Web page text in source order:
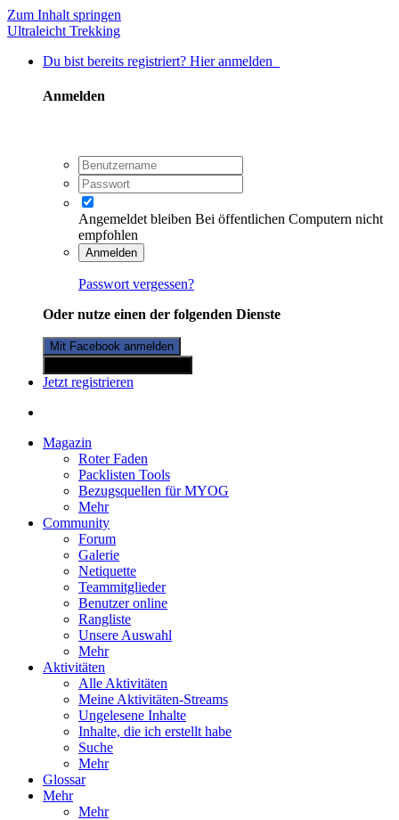
Zum Inhalt springen
Ultraleicht Trekking
Du bist bereits registriert? Hier anmelden
Anmelden
Angemeldet bleiben Bei öffentlichen Computern nicht
empfohlen
Anmelden
Passwort vergessen?
Oder nutze einen der folgenden Dienste
Mit Facebook anmelden
Jetzt registrieren
Magazin
Roter Faden
Packlisten Tools
Bezugsquellen für MYOG
Mehr
Community
Forum
Galerie
Netiquette
Teammitglieder
Benutzer online
Rangliste
Unsere Auswahl
Mehr
Aktivitäten
Alle Aktivitäten
Meine Aktivitäten-Streams
Ungelesene Inhalte
Inhalte, die ich erstellt habe
Suche
Mehr
Glossar
Mehr
Mehr